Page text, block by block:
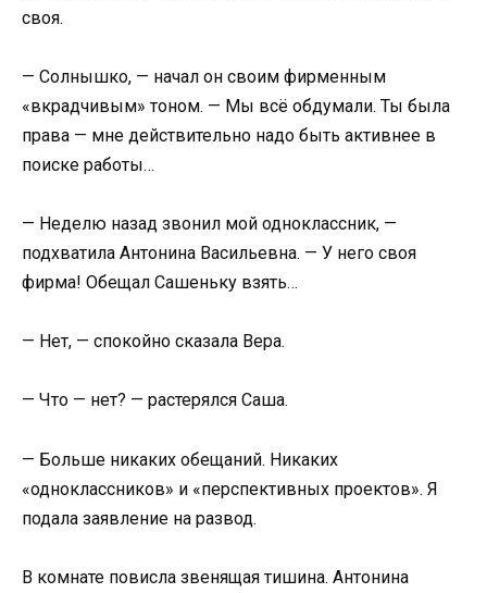
своя.
— Солнышко, — начал он своим фирменным
«вкрадчивым» тоном. — Мы всё обдумали. Ты была
права — мне действительно надо быть активнее в
поиске работы…
— Неделю назад звонил мой одноклассник, —
подхватила Антонина Васильевна. — У него своя
фирма! Обещал Сашеньку взять…
— Нет, — спокойно сказала Вера.
— Что — нет? — растерялся Саша.
— Больше никаких обещаний. Никаких
«одноклассников» и «перспективных проектов». Я
подала заявление на развод.
В комнате повисла звенящая тишина. Антонина